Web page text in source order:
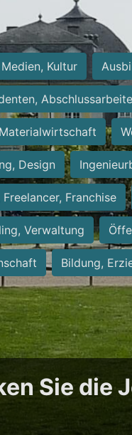
Kultur
Design
Franchise
Verwaltung
Bildung,
Sie die